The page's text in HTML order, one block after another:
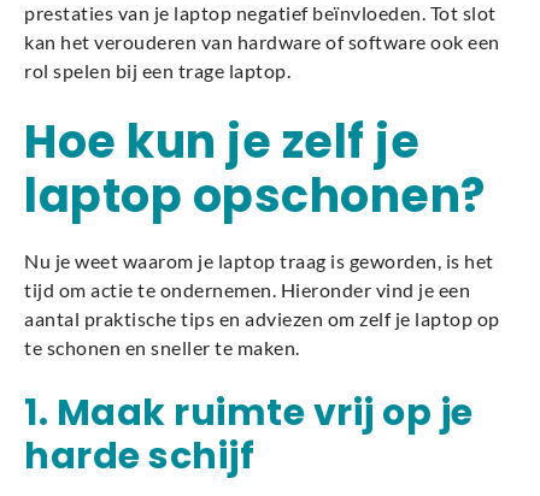
prestaties van je laptop negatief beïnvloeden. Tot slot
kan het verouderen van hardware of software ook een
rol spelen bij een trage laptop.
Hoe kun je zelf je
laptop opschonen?
Nu je weet waarom je laptop traag is geworden, is het
tijd om actie te ondernemen. Hieronder vind je een
aantal praktische tips en adviezen om zelf je laptop op
te schonen en sneller te maken.
1. Maak ruimte vrij op je
harde schijf